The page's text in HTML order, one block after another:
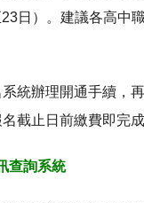
日）。建議各高
統辦理開通手續，
截止日前繳費即完
查詢系統